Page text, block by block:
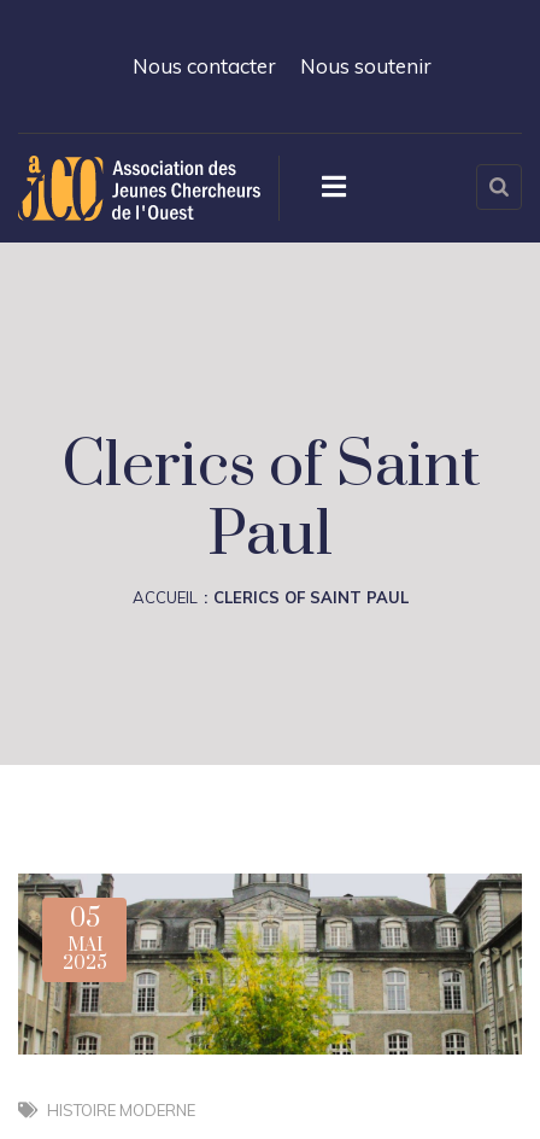
Nous contacter Nous soutenir
Clerics of Saint
Paul
ACCUEIL CLERICS OF SAINT PAUL
05
MAI
2025
HISTOIRE MODERNE